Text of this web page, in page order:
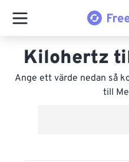
Kilohertz
Ange ett värde nedan så
till